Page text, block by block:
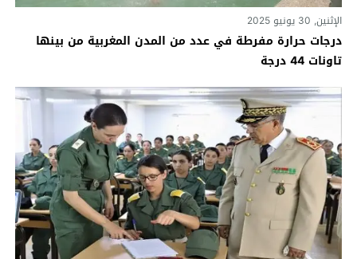
الإثنين, 30 يونيو 2025
درجات حرارة مفرطة في عدد من المدن المغربية من بينها
تاونات 44 درجة